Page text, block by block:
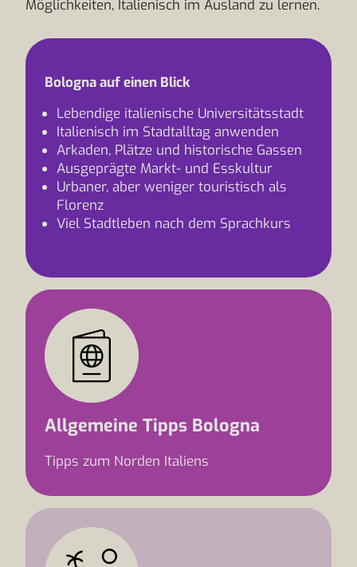
Möglichkeiten, Italienisch im Ausland zu lernen.
Bologna auf einen Blick
Lebendige italienische Universitätsstadt
Italienisch im Stadtalltag anwenden
Arkaden, Plätze und historische Gassen
Ausgeprägte Markt- und Esskultur
Urbaner, aber weniger touristisch als
Florenz
Viel Stadtleben nach dem Sprachkurs
Allgemeine Tipps Bologna
Tipps zum Norden Italiens